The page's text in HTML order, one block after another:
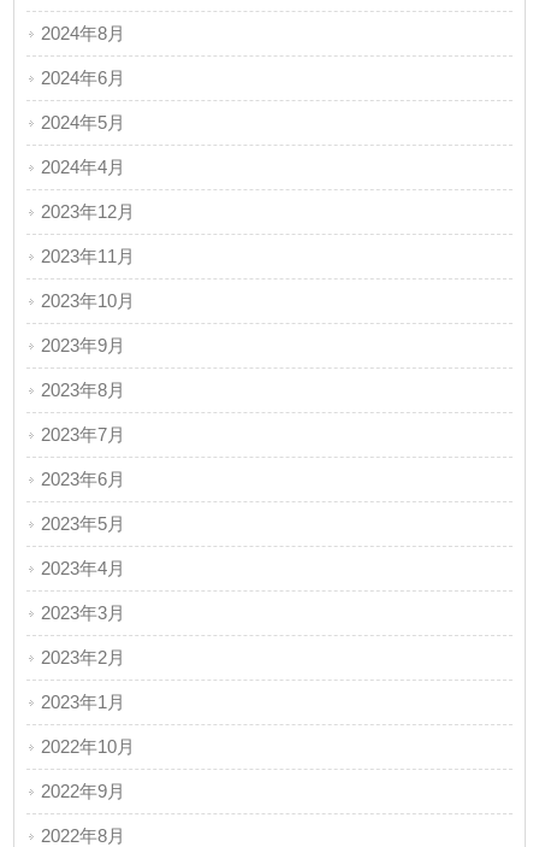
2024年8月
2024年6月
2024年5月
2024年4月
2023年12月
2023年11月
2023年10月
2023年9月
2023年8月
2023年7月
2023年6月
2023年5月
2023年4月
2023年3月
2023年2月
2023年1月
2022年10月
2022年9月
2022年8月